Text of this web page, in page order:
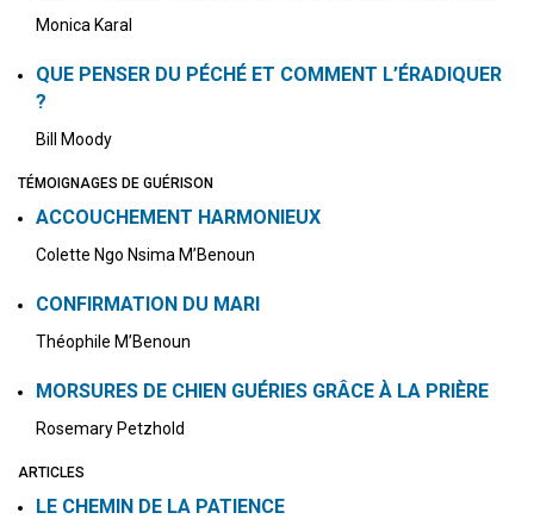
Monica Karal
QUE PENSER DU PÉCHÉ ET COMMENT L’ÉRADIQUER
?
Bill Moody
TÉMOIGNAGES DE GUÉRISON
ACCOUCHEMENT HARMONIEUX
Colette Ngo Nsima M’Benoun
CONFIRMATION DU MARI
Théophile M’Benoun
MORSURES DE CHIEN GUÉRIES GRÂCE À LA PRIÈRE
Rosemary Petzhold
ARTICLES
LE CHEMIN DE LA PATIENCE